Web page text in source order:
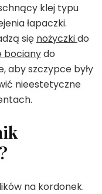
klej typu
łapaczki.
się nożyczkido
bocianydo
aby szczypce były
nieestetyczne
na kordonek.